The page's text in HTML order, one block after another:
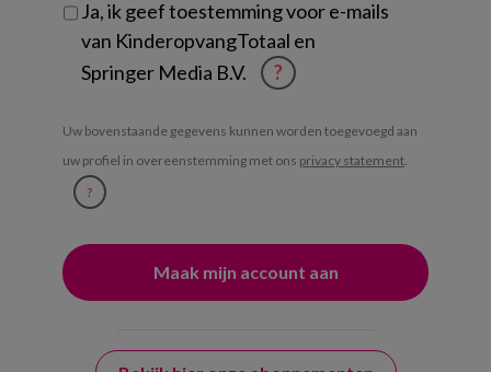
Ja, ik geef toestemming voor e-mails
van KinderopvangTotaal en
Springer Media B.V.
?
Uw bovenstaande gegevens kunnen worden toegevoegd aan
uw profiel in overeenstemming met ons privacy statement.
?